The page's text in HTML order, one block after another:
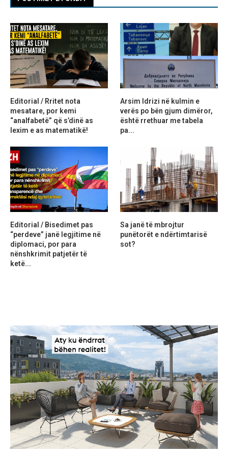
Editorial / Rritet nota
mesatare, por kemi
“analfabetë” që s’dinë as
lexim e as matematikë!
Arsim Idrizi në kulmin e
verës po bën gjum dimëror,
është rrethuar me tabela
pa...
Editorial / Bisedimet pas
“perdeve” janë legjitime në
diplomaci, por para
nënshkrimit patjetër të
ketë...
Sa janë të mbrojtur
punëtorët e ndërtimtarisë
sot?